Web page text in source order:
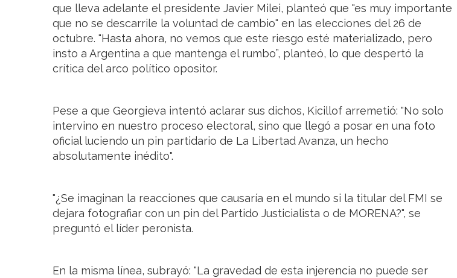
que lleva adelante el presidente Javier Milei, planteó que "es muy importante
que no se descarrile la voluntad de cambio" en las elecciones del 26 de
octubre. "Hasta ahora, no vemos que este riesgo esté materializado, pero
insto a Argentina a que mantenga el rumbo”, planteó, lo que despertó la
crítica del arco político opositor.
Pese a que Georgieva intentó aclarar sus dichos, Kicillof arremetió: "No solo
intervino en nuestro proceso electoral, sino que llegó a posar en una foto
oficial luciendo un pin partidario de La Libertad Avanza, un hecho
absolutamente inédito".
"¿Se imaginan la reacciones que causaría en el mundo si la titular del FMI se
dejara fotografiar con un pin del Partido Justicialista o de MORENA?", se
preguntó el líder peronista.
En la misma línea, subrayó: "La gravedad de esta injerencia no puede ser